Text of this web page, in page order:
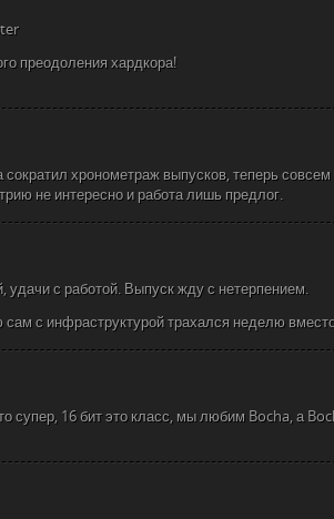
преодоления хардкора!
сократил хронометраж выпусков, теперь
не интересно и работа лишь предлог.
удачи с работой. Выпуск жду с нетерпением.
с инфраструктурой трахался неделю
супер, 16 бит это класс, мы любим Bocha, а